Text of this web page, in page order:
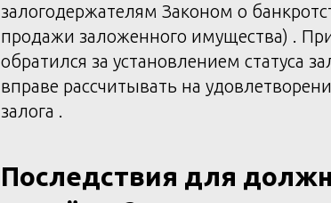
залогодержателям Законом о
продажи заложенного имущества) .
обратился за установлением статуса
вправе рассчитывать на
залога .
Последствия для